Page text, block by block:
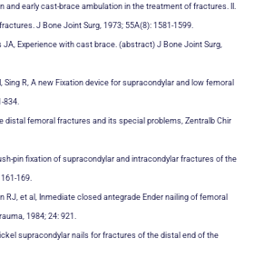
and early cast-brace ambulation in the treatment of fractures. II.
J Bone Joint Surg, 1973; 55A(8): 1581-1599.
JA, Experience with cast brace. (abstract) J Bone Joint Surg,
Sing R, A new Fixation device for supracondylar and low femoral
834.
distal femoral fractures and its special problems, Zentralb Chir
pin fixation of supracondylar and intracondylar fractures of the
169.
RJ, et al, Inmediate closed antegrade Ender nailing of femoral
1984; 24: 921.
supracondylar nails for fractures of the distal end of the